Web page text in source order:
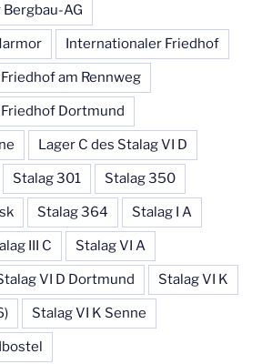
AG
Internationaler Friedhof
am Rennweg
Dortmund
Lager C des Stalag VI D
Stalag 301 Stalag 350
Stalag 364 Stalag I A
III C Stalag VI A
VI D Dortmund Stalag VI K
Stalag VI K Senne